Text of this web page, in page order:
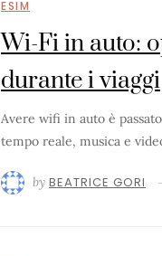
ESIM
Wi-Fi in auto:
durante i viaggi
Avere wifi in auto è
tempo reale, musica e
by BEATRICE GORI